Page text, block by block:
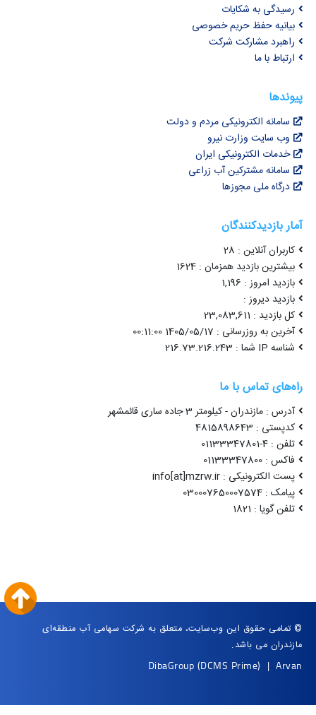
رسیدگی به شکایات
بیانیه حفظ حریم خصوصی
راهبرد مشارکت شرکت
ارتباط با ما
پیوندها
سامانه الکترونیکی مردم و دولت
وب سایت وزارت نیرو
خدمات الکترونیکی ایران
سامانه مشترکین آب زراعی
درگاه ملی مجوزها
آمار بازدیدکنندگان
کاربران آنلاین : 28
بیشترین بازدید همزمان : 1624
بازدید امروز : 1,196
بازدید دیروز :
کل بازدید : 23,083,611
آخرین به روزرسانی : 1405/05/17 00:11:00
شناسه IP شما : 216.73.216.243
راه‌های تماس با ما
آدرس : مازندران - کیلومتر 3 جاده ساری قائمشهر
کدپستی : 4815898643
تلفن : 4-01133347801
فاکس : 01133347800
پست الکترونیکی : info[at]mzrw.ir
پیامک : 030007650007574
تلفن گویا : 1821
© تمامی حقوق این وب‌سایت، متعلق به شرکت سهامی آب منطقه‌ای
مازندران می باشد.
DibaGroup (DCMS Prime) |Arvan